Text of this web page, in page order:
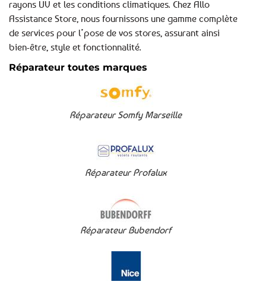
rayons UV et les conditions climatiques. Chez Allo
Assistance Store, nous fournissons une gamme complète
de services pour l’pose de vos stores, assurant ainsi
bien-être, style et fonctionnalité.
Réparateur toutes marques
Réparateur Somfy Marseille
Réparateur Profalux
Réparateur Bubendorf